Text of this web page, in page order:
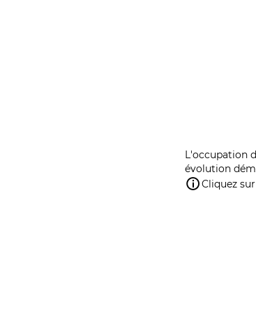
L'occupation
évolution
Cliquez